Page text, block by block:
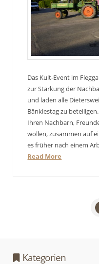
Das Kult-Event im
zur Stärkung der
und laden alle
Bänklestag zu
Ihren Nachbarn,
wollen, zusammen auf
es früher nach einem
Read More
Kategorien